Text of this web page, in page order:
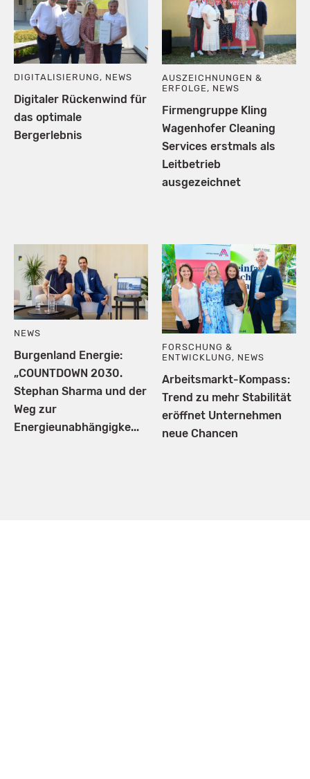
DIGITALISIERUNG, NEWS
Digitaler Rückenwind für
das optimale
Bergerlebnis
AUSZEICHNUNGEN &
ERFOLGE , NEWS
Firmengruppe Kling
Wagenhofer Cleaning
Services erstmals als
Leitbetrieb
ausgezeichnet
NEWS
Burgenland Energie:
„COUNTDOWN 2030.
Stephan Sharma und der
Weg zur
Energieunabhängigke...
FORSCHUNG &
ENTWICKLUNG, NEWS
Arbeitsmarkt-Kompass:
Trend zu mehr Stabilität
eröffnet Unternehmen
neue Chancen